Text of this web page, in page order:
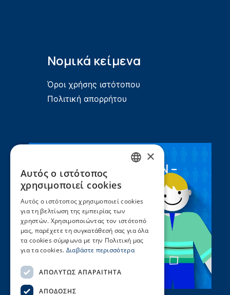
Νομικά κείμενα
Όροι χρήσης ιστότοπου
Πολιτική απορρήτου
Συνεργασία ΣEEN –
UNICEF
×
Αυτός ο ιστότοπος
χρησιμοποιεί cookies
Αυτός ο ιστότοπος χρησιμοποιεί cookies
για τη βελτίωση της εμπειρίας των
χρηστών. Χρησιμοποιώντας τον ιστότοπό
μας, παρέχετε τη συγκατάθεσή σας για όλα
τα cookies σύμφωνα με την Πολιτική μας
για τα cookies. Διαβάστε περισσότερα
ΑΠΟΛΎΤΩΣ ΑΠΑΡΑΊΤΗΤΑ
ΑΠΌΔΟΣΗΣ